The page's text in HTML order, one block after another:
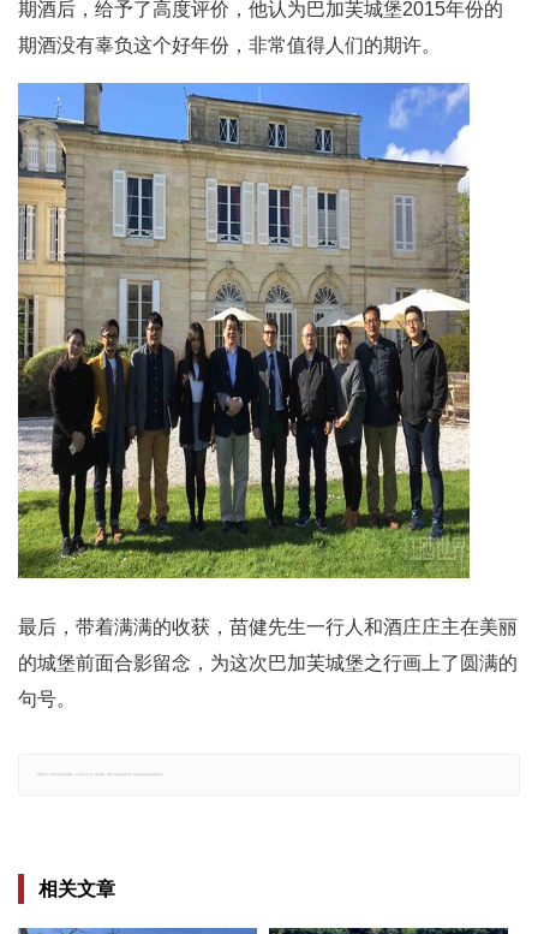
期酒后，给予了高度评价，他认为巴加芙城堡2015年份的
期酒没有辜负这个好年份，非常值得人们的期许。
最后，带着满满的收获，苗健先生一行人和酒庄庄主在美丽
的城堡前面合影留念，为这次巴加芙城堡之行画上了圆满的
句号。
相关文章